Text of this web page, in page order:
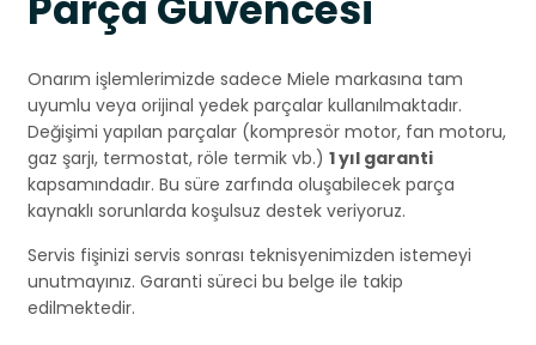
Onarım işlemlerimizde sadece Miele markasına tam
uyumlu veya orijinal yedek parçalar kullanılmaktadır.
Değişimi yapılan parçalar (kompresör motor, fan motoru,
gaz şarjı, termostat, röle termik vb.) 1 yıl garanti
kapsamındadır. Bu süre zarfında oluşabilecek parça
kaynaklı sorunlarda koşulsuz destek veriyoruz.
Servis fişinizi servis sonrası teknisyenimizden istemeyi
unutmayınız. Garanti süreci bu belge ile takip
edilmektedir.